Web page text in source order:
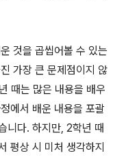
것을 곱씹어볼 수 있는
가장 큰 문제점이지 않
때는 많은 내용을 배우
에서 배운 내용을 포괄
니다. 하지만, 2학년 때
평상 시 미처 생각하지